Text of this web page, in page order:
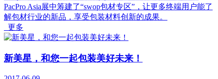
PacPro Asia展中筹建了“swop包材专区”，让更多终端用户能了
解包材行业的新品，享受包装材料创新的成果。
更多
新美星，和您一起包装美好未来！